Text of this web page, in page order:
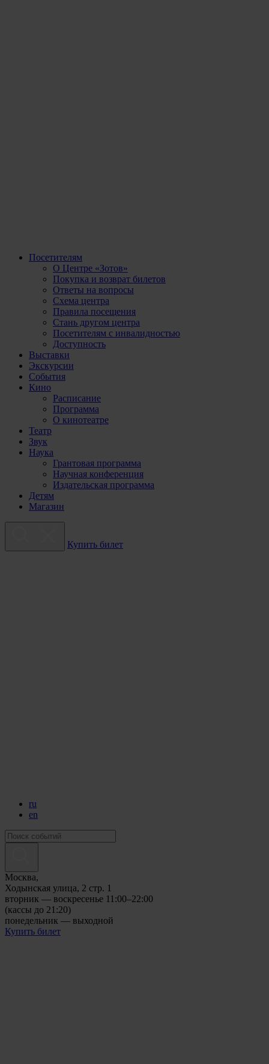
Посетителям
О Центре «Зотов»
Покупка и возврат билетов
Ответы на вопросы
Схема центра
Правила посещения
Стань другом центра
Посетителям с инвалидностью
Доступность
Выставки
Экскурсии
События
Кино
Расписание
Программа
О кинотеатре
Театр
Звук
Наука
Грантовая программа
Научная конференция
Издательская программа
Детям
Магазин
Купить билет
ru
en
Москва,
Ходынская улица, 2 стр. 1
вторник — воскресенье 11:00–22:00
(кассы до 21:20)
понедельник — выходной
Купить билет